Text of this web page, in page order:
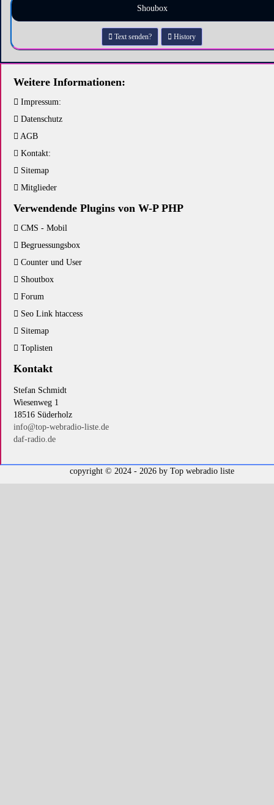
Shoubox
Text senden? History
Weitere Informationen:
Impressum:
Datenschutz
AGB
Kontakt:
Sitemap
Mitglieder
Verwendende Plugins von W-P PHP
CMS - Mobil
Begruessungsbox
Counter und User
Shoutbox
Forum
Seo Link htaccess
Sitemap
Toplisten
Kontakt
Stefan Schmidt
Wiesenweg 1
18516 Süderholz
info@top-webradio-liste.de
daf-radio.de
copyright © 2024 - 2026 by Top webradio liste